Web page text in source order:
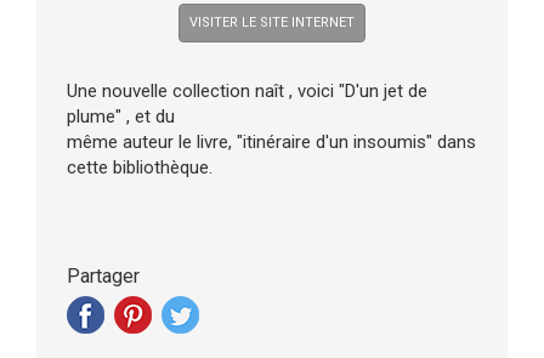
VISITER LE SITE INTERNET
Une nouvelle collection naît , voici "D'un jet de
plume" , et du
même auteur le livre, "itinéraire d'un insoumis" dans
cette bibliothèque.
Partager